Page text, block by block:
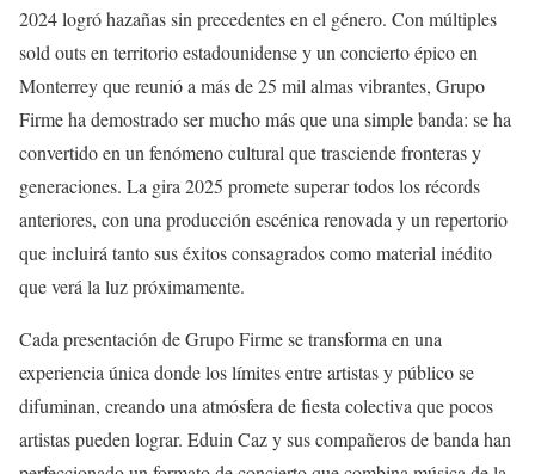
2024 logró hazañas sin precedentes en el género. Con múltiples
sold outs en territorio estadounidense y un concierto épico en
Monterrey que reunió a más de 25 mil almas vibrantes, Grupo
Firme ha demostrado ser mucho más que una simple banda: se ha
convertido en un fenómeno cultural que trasciende fronteras y
generaciones. La gira 2025 promete superar todos los récords
anteriores, con una producción escénica renovada y un repertorio
que incluirá tanto sus éxitos consagrados como material inédito
que verá la luz próximamente.
Cada presentación de Grupo Firme se transforma en una
experiencia única donde los límites entre artistas y público se
difuminan, creando una atmósfera de fiesta colectiva que pocos
artistas pueden lograr. Eduin Caz y sus compañeros de banda han